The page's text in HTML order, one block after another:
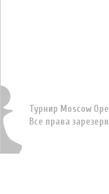
Турнир Moscow
Все права